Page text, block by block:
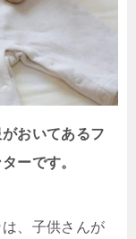
おいてあるフ
ーです。
、子供さんが